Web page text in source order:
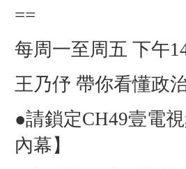
==
每周一至周五 下午
王乃伃 帶你看懂政
●請鎖定CH49壹電
內幕】